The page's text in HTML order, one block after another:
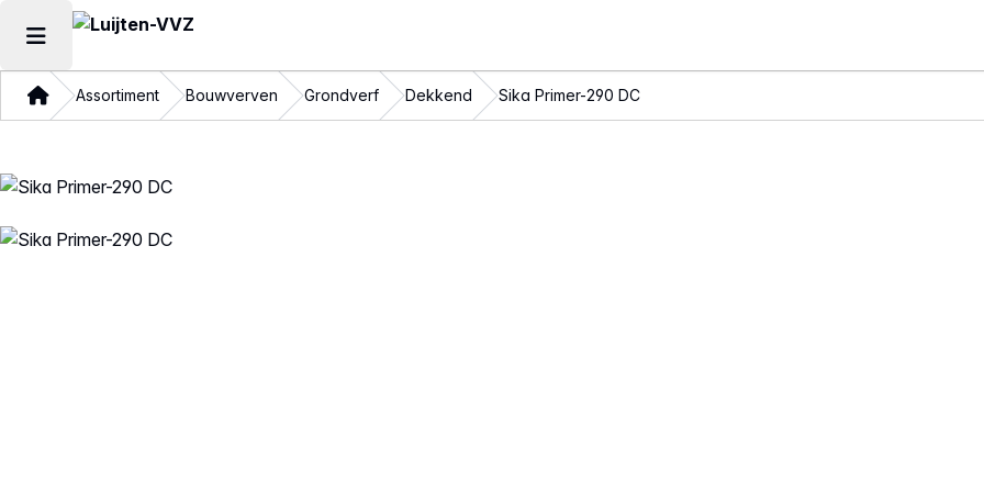
Hoofdmenu openen
ThuisAssortiment Bouwverven Grondverf Dekkend Sika Primer-290 DC